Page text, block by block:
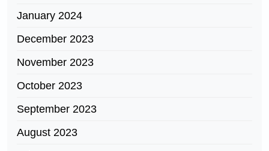
January 2024
December 2023
November 2023
October 2023
September 2023
August 2023